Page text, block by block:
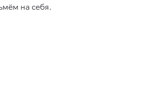
на себя.